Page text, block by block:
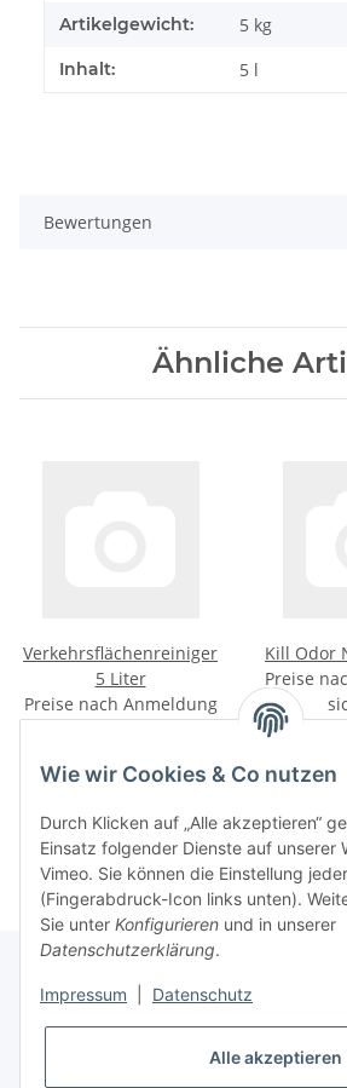
Artikelgewicht: 5 kg
Inhalt: 5 l
Bewertungen
Ähnliche
Verkehrsflächenreiniger
5 Liter
Preise nach Anmeldung
Kill Odor
Preise
Kategorien
Informationen
Wie wir Cookies & Co nutzen
Durch Klicken auf „Alle akzeptieren“
Einsatz folgender Dienste auf unserer
Vimeo. Sie können die Einstellung
(Fingerabdruck-Icon links unten).
Sie unter Konfigurieren und in unserer
Datenschutzerklärung.
Impressum Datenschutz
Alle akzeptieren